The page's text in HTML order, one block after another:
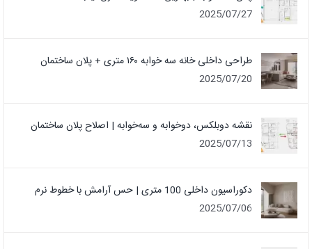
2025/07/27
طراحی داخلی خانه سه خوابه ۱۶۰ متری + پلان ساختمان
2025/07/20
نقشه دوبلکس، دوخوابه و سه‌خوابه | اصلاح پلان ساختمان
2025/07/13
دکوراسیون داخلی 100 متری | حس آرامش با خطوط نرم
2025/07/06